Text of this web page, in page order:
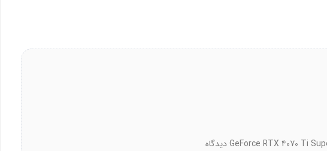
شما می‌توانید اولین نفری باشید که درباره کارت گرافیک MSI مدل GeForce RTX 4070 Ti Super 16G دیدگاه